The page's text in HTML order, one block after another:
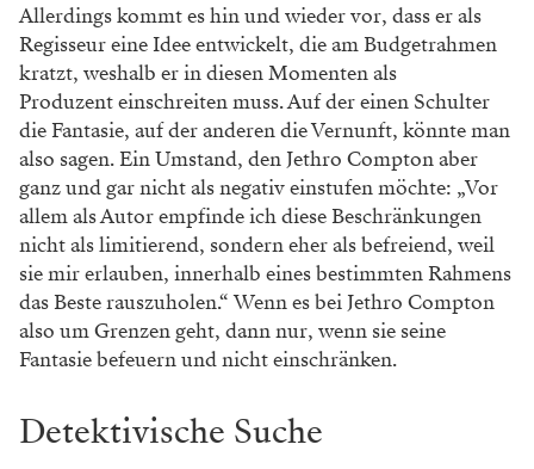
Allerdings kommt es hin und wieder vor, dass er als
Regisseur eine Idee entwickelt, die am Budget­rahmen
kratzt, ­weshalb er in diesen Momenten als
Produzent einschreiten muss. Auf der einen Schulter
die Fantasie, auf der anderen die Vernunft, könnte man
also sagen. Ein Umstand, den Jethro Compton aber
ganz und gar nicht als negativ einstufen möchte: „Vor
allem als Autor empfinde ich diese Beschränkungen
nicht als limitie­rend, sondern eher als befreiend, weil
sie mir erlauben, innerhalb eines bestimmten Rahmens
das Beste rauszuholen.“ Wenn es bei Jethro Compton
also um Grenzen geht, dann nur, wenn sie seine
Fantasie befeuern und nicht einschränken.
Detektivische Suche